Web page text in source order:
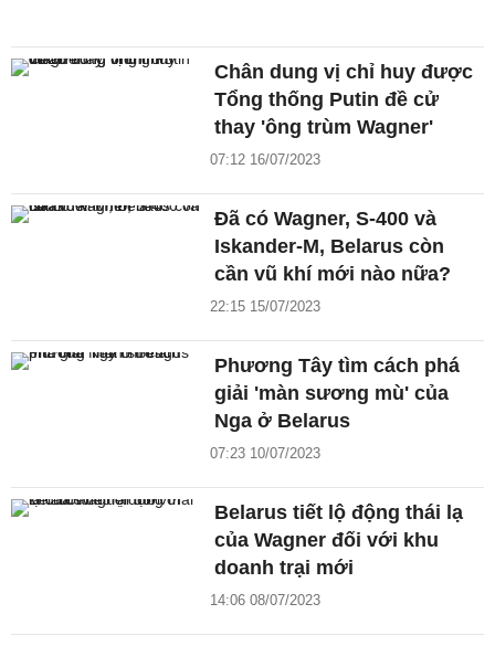
Chân dung vị chỉ huy được
Tổng thống Putin đề cử
thay 'ông trùm Wagner'
07:12 16/07/2023
Đã có Wagner, S-400 và
Iskander-M, Belarus còn
cần vũ khí mới nào nữa?
22:15 15/07/2023
Phương Tây tìm cách phá
giải 'màn sương mù' của
Nga ở Belarus
07:23 10/07/2023
Belarus tiết lộ động thái lạ
của Wagner đối với khu
doanh trại mới
14:06 08/07/2023